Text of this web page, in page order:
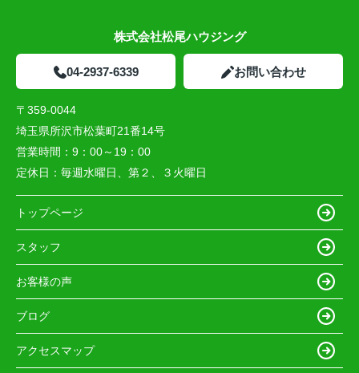
株式会社松尾ハウジング
04-2937-6339 お問い合わせ
〒359-0044
埼玉県所沢市松葉町21番14号
営業時間： 9：00～19：00
定休日： 毎週水曜日、第２、３火曜日
トップページ
スタッフ
お客様の声
ブログ
アクセスマップ